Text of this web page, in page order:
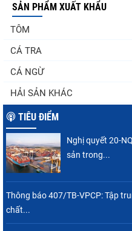
Nguồn
SẢN PHẨM XUẤT KHẨU
TÔM
CÁ TRA
CÁ NGỪ
HẢI SẢN KHÁC
TIÊU ĐIỂM
Nghị quyết 20-
sản trong...
Thông báo 407/TB-VPCP: Tập
chất...